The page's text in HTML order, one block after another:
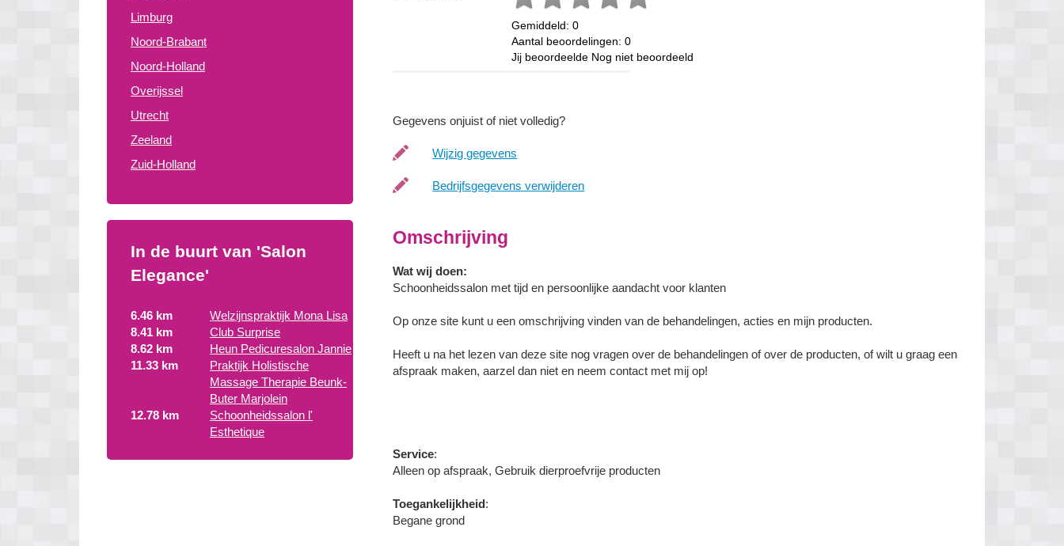
Limburg
Noord-Brabant
Noord-Holland
Overijssel
Utrecht
Zeeland
Zuid-Holland
In de buurt van 'Salon
Elegance'
6.46 km
Welzijnspraktijk Mona Lisa
8.41 km
Club Surprise
8.62 km
Heun Pedicuresalon Jannie
11.33 km
Praktijk Holistische
Massage Therapie Beunk-
Buter Marjolein
12.78 km
Schoonheidssalon l'
Esthetique
Gemiddeld:0
Aantal beoordelingen:0
Jij beoordeelde Nog niet beoordeeld
Gegevens onjuist of niet volledig?
Wijzig gegevens
Bedrijfsgegevens verwijderen
Omschrijving
Wat wij doen:
Schoonheidssalon met tijd en persoonlijke aandacht voor klanten
Op onze site kunt u een omschrijving vinden van de behandelingen, acties en mijn producten.
Heeft u na het lezen van deze site nog vragen over de behandelingen of over de producten, of wilt u graag een
afspraak maken, aarzel dan niet en neem contact met mij op!
Service:
Alleen op afspraak, Gebruik dierproefvrije producten
Toegankelijkheid:
Begane grond